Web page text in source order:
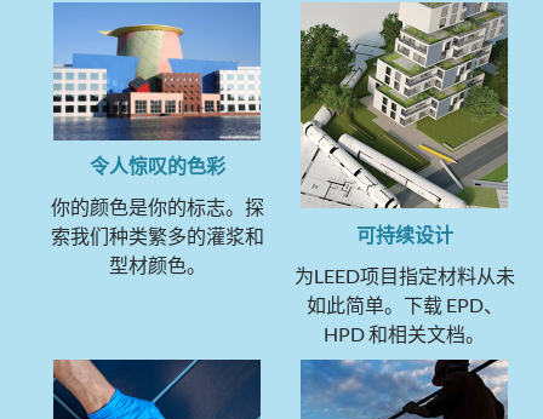
令人惊叹的色彩
你的颜色是你的标志。探
索我们种类繁多的灌浆和
型材颜色。
可持续设计
为LEED项目指定材料从未
如此简单。下载 EPD、
HPD 和相关文档。